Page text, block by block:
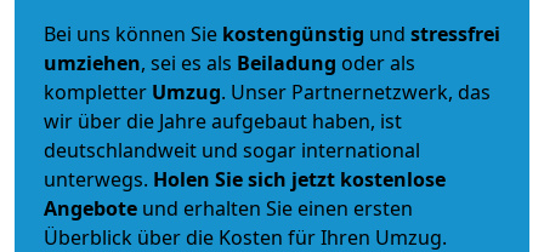
Bei uns können Sie kostengünstig und stressfrei
umziehen, sei es als Beiladung oder als
kompletter Umzug. Unser Partnernetzwerk, das
wir über die Jahre aufgebaut haben, ist
deutschlandweit und sogar international
unterwegs. Holen Sie sich jetzt kostenlose
Angebote und erhalten Sie einen ersten
Überblick über die Kosten für Ihren Umzug.